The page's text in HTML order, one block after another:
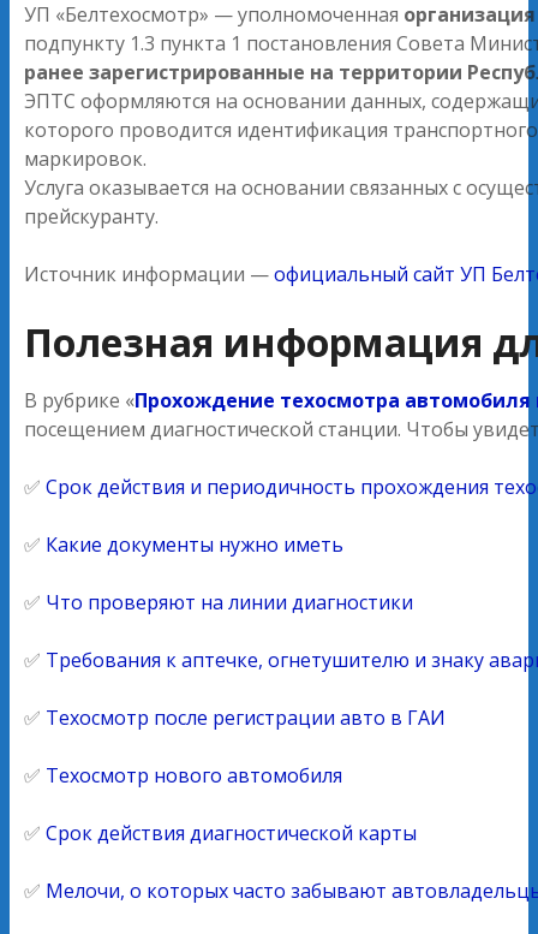
УП «Белтехосмотр» — уполномоченная
подпункту 1.3 пункта 1 постановления Совета
ранее зарегистрированные на территории
ЭПТС оформляются на основании данных,
которого проводится идентификация
маркировок.
Услуга оказывается на основании связанных с
прейскуранту.
Источник информации —официальный сайт УП
Полезная информация
В рубрике «Прохождение техосмотра автомобиля
посещением диагностической станции. Чтобы
✅ Срок действия и периодичность прохождения
✅ Какие документы нужно иметь
✅ Что проверяют на линии диагностики
✅ Требования к аптечке, огнетушителю и знаку
✅ Техосмотр после регистрации авто в ГАИ
✅ Техосмотр нового автомобиля
✅ Срок действия диагностической карты
✅ Мелочи, о которых часто забывают